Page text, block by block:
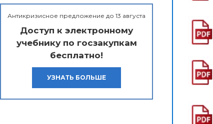
Антикризисное предложение до 13 августа
Доступ к электронному
учебнику по госзакупкам
бесплатно!
УЗНАТЬ БОЛЬШЕ